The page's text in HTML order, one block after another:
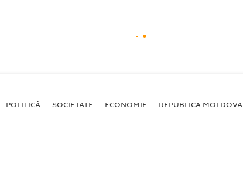
POLITICĂ SOCIETATE ECONOMIE REPUBLICA MOLDOVA